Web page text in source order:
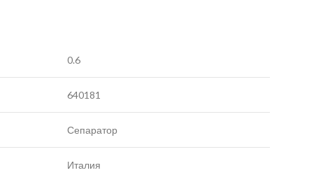
0.6
640181
Сепаратор
Италия